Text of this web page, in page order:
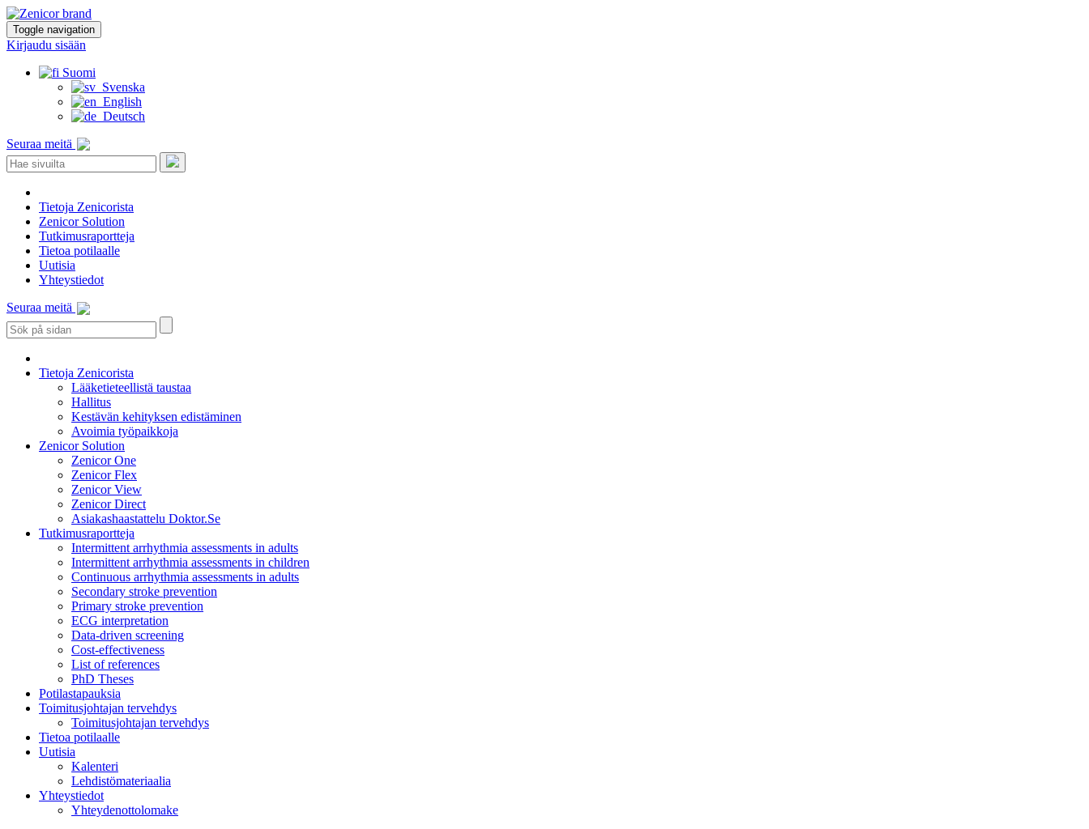
Toggle navigation
Kirjaudu sisään
Suomi
Svenska
English
Deutsch
Seuraa meitä
Tietoja Zenicorista
Zenicor Solution
Tutkimusraportteja
Tietoa potilaalle
Uutisia
Yhteystiedot
Seuraa meitä
Tietoja Zenicorista
Lääketieteellistä taustaa
Hallitus
Kestävän kehityksen edistäminen
Avoimia työpaikkoja
Zenicor Solution
Zenicor One
Zenicor Flex
Zenicor View
Zenicor Direct
Asiakashaastattelu Doktor.Se
Tutkimusraportteja
Intermittent arrhythmia assessments in adults
Intermittent arrhythmia assessments in children
Continuous arrhythmia assessments in adults
Secondary stroke prevention
Primary stroke prevention
ECG interpretation
Data-driven screening
Cost-effectiveness
List of references
PhD Theses
Potilastapauksia
Toimitusjohtajan tervehdys
Toimitusjohtajan tervehdys
Tietoa potilaalle
Uutisia
Kalenteri
Lehdistömateriaalia
Yhteystiedot
Yhteydenottolomake